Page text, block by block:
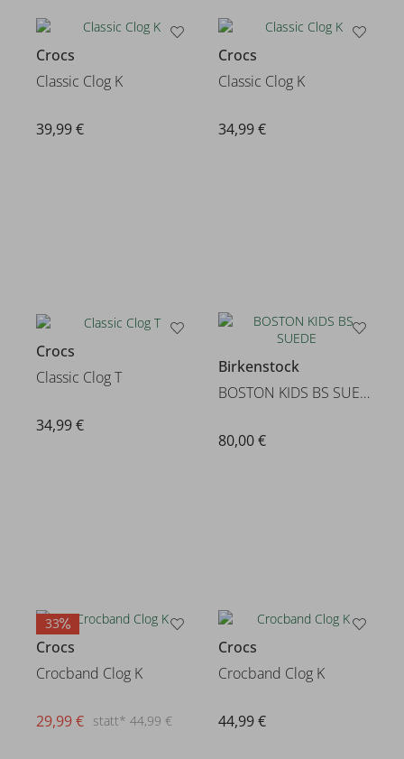
Crocs
Classic Clog K
39,99 €
Crocs
Classic Clog K
34,99 €
Crocs
Classic Clog T
34,99 €
Birkenstock
BOSTON KIDS BS SUEDE
80,00 €
33
Crocs
Crocband Clog K
statt* 44,99 €
29,99 €
Crocs
Crocband Clog K
44,99 €